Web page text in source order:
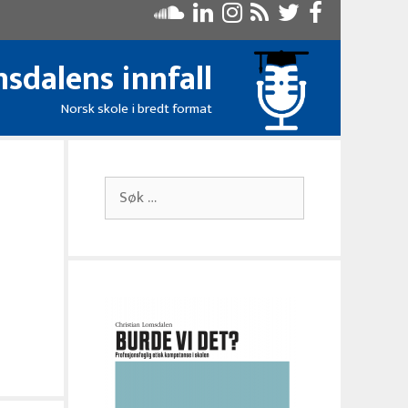
innfall
Norsk skole i bredt format
Søk
etter: